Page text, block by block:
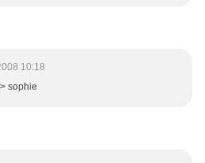
10:18
sophie